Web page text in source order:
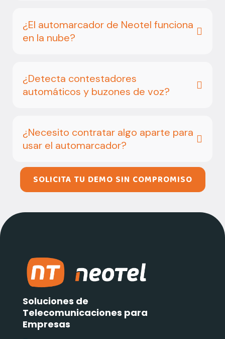
¿El automarcador de Neotel funciona
en la nube?
¿Detecta contestadores
automáticos y buzones de voz?
¿Necesito contratar algo aparte para
usar el automarcador?
SOLICITA TU DEMO SIN COMPROMISO
Soluciones de
Telecomunicaciones para
Empresas